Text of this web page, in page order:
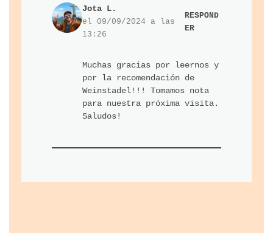
Jota L.
el 09/09/2024 a las
13:26
RESPOND
ER
Muchas gracias por leernos y
por la recomendación de
Weinstadel!!! Tomamos nota
para nuestra próxima visita.
Saludos!